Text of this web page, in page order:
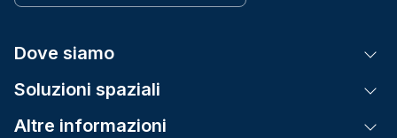
Dove siamo
Soluzioni spaziali
Altre informazioni